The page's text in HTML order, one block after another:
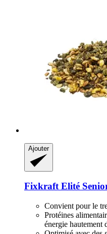
Ajouter
Fixkraft Elité
Convient pour le
Protéines
énergie hautement